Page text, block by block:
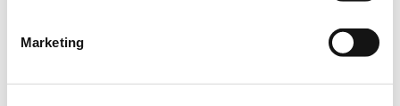
Marketing